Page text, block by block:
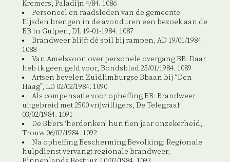
Kremers, Paladijn 4/84. 1086
Personeel en raadsleden van de gemeente
Eijsden brengen in de avonduren een bezoek aan de
BB in Gulpen, DL 19-01-1984. 1087
Brandweer blijft dé spil bij rampen, AD 19/01/1984
1088
Van Amelsvoort over personele overgang BB: Daar
heb ik geen geld voor, Bondsblad 25/01/1984. 1089
Artsen bevelen Zuidlimburgse Bbaan bij “Den
Haag”, LD 02/02/1984. 1090
Als compensatie voor opheffing BB: Brandweer
uitgebreid met 2500 vrijwilligers, De Telegraaf
03/02/1984. 1091
De Bb’ers ‘herdenken’ hun tien jaar onzekerheid,
Trouw 06/02/1984. 1092
Na opheffing Bescherming Bevolking: Regionale
hulpdienst vervangt regionale brandweer,